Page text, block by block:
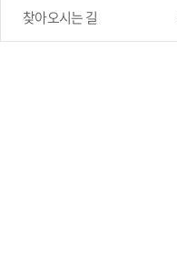
찾아오시는 길